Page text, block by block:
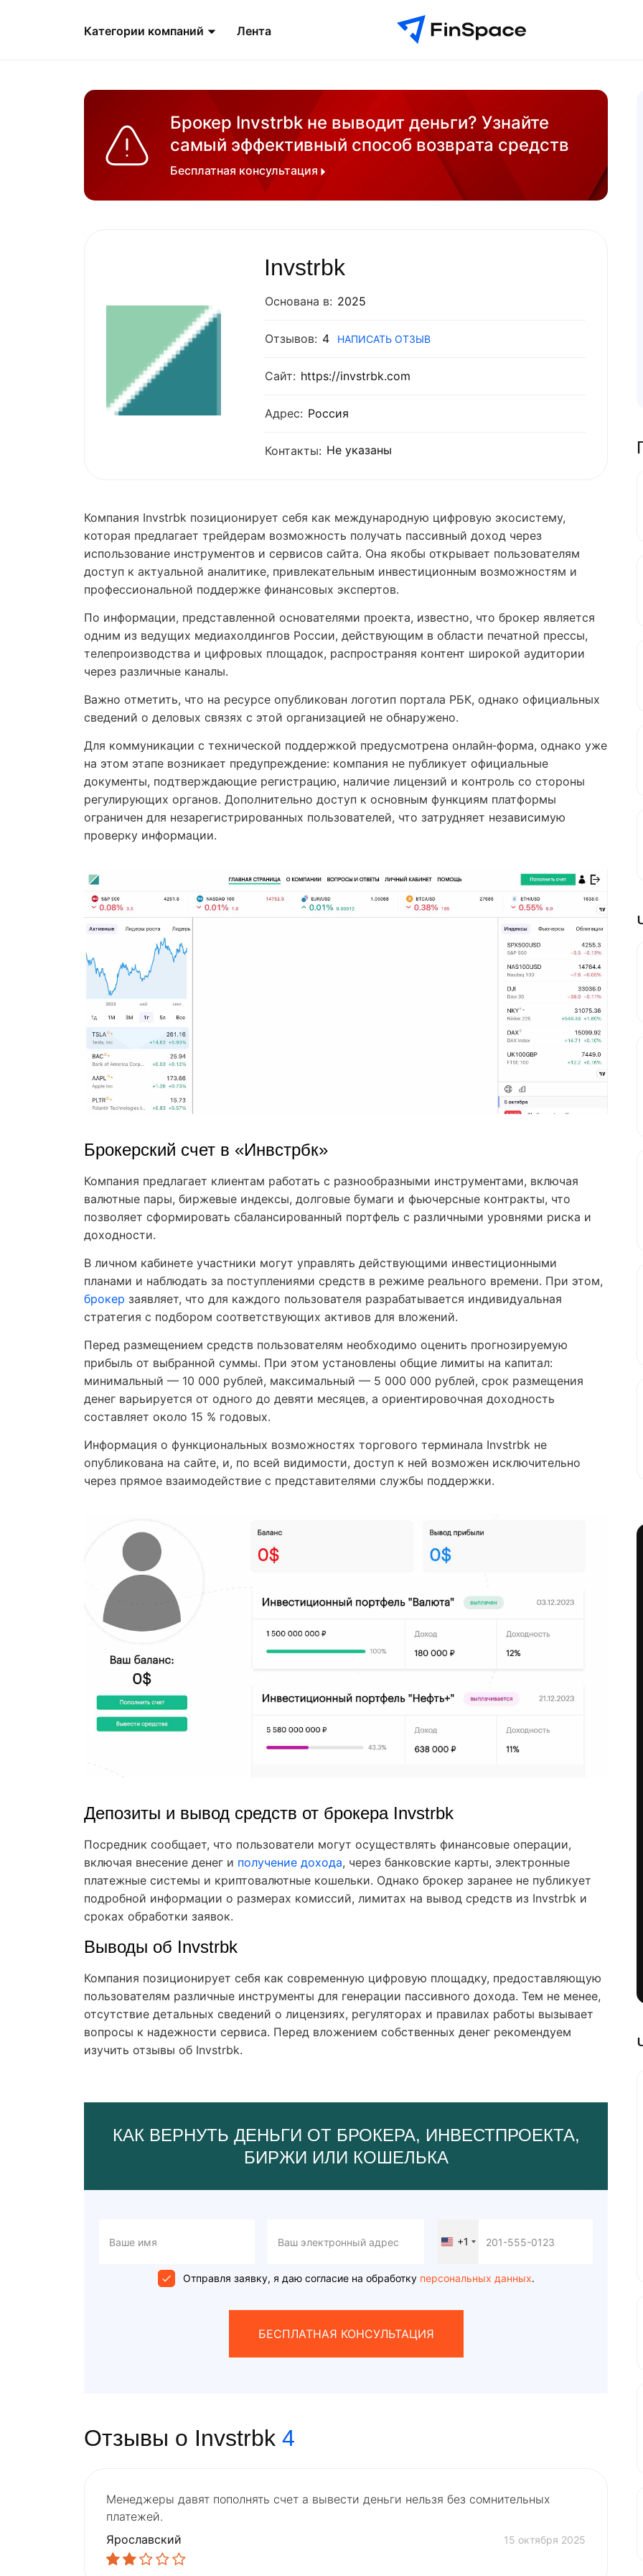
Категории компаний Лента
Брокер Invstrbk не выводит деньги? Узнайте
самый эффективный способ возврата средств
Бесплатная консультация
Invstrbk
Основана в: 2025
Отзывов: 4 НАПИСАТЬ ОТЗЫВ
Сайт: https://invstrbk.com
Адрес: Россия
Контакты: Не указаны
Компания Invstrbk позиционирует себя как международную цифровую экосистему,
которая предлагает трейдерам возможность получать пассивный доход через
использование инструментов и сервисов сайта. Она якобы открывает пользователям
доступ к актуальной аналитике, привлекательным инвестиционным возможностям и
профессиональной поддержке финансовых экспертов.
По информации, представленной основателями проекта, известно, что брокер является
одним из ведущих медиахолдингов России, действующим в области печатной прессы,
телепроизводства и цифровых площадок, распространяя контент широкой аудитории
через различные каналы.
Важно отметить, что на ресурсе опубликован логотип портала РБК, однако официальных
сведений о деловых связях с этой организацией не обнаружено.
Для коммуникации с технической поддержкой предусмотрена онлайн‑форма, однако уже
на этом этапе возникает предупреждение: компания не публикует официальные
документы, подтверждающие регистрацию, наличие лицензий и контроль со стороны
регулирующих органов. Дополнительно доступ к основным функциям платформы
ограничен для незарегистрированных пользователей, что затрудняет независимую
проверку информации.
Брокерский счет в «Инвстрбк»
Компания предлагает клиентам работать с разнообразными инструментами, включая
валютные пары, биржевые индексы, долговые бумаги и фьючерсные контракты, что
позволяет сформировать сбалансированный портфель с различными уровнями риска и
доходности.
В личном кабинете участники могут управлять действующими инвестиционными
планами и наблюдать за поступлениями средств в режиме реального времени. При этом,
брокер заявляет, что для каждого пользователя разрабатывается индивидуальная
стратегия с подбором соответствующих активов для вложений.
Перед размещением средств пользователям необходимо оценить прогнозируемую
прибыль от выбранной суммы. При этом установлены общие лимиты на капитал:
минимальный — 10 000 рублей, максимальный — 5 000 000 рублей, срок размещения
денег варьируется от одного до девяти месяцев, а ориентировочная доходность
составляет около 15 % годовых.
Информация о функциональных возможностях торгового терминала Invstrbk не
опубликована на сайте, и, по всей видимости, доступ к ней возможен исключительно
через прямое взаимодействие с представителями службы поддержки.
Депозиты и вывод средств от брокера Invstrbk
Посредник сообщает, что пользователи могут осуществлять финансовые операции,
включая внесение денег и получение дохода, через банковские карты, электронные
платежные системы и криптовалютные кошельки. Однако брокер заранее не публикует
подробной информации о размерах комиссий, лимитах на вывод средств из Invstrbk и
сроках обработки заявок.
Выводы об Invstrbk
Компания позиционирует себя как современную цифровую площадку, предоставляющую
пользователям различные инструменты для генерации пассивного дохода. Тем не менее,
отсутствие детальных сведений о лицензиях, регуляторах и правилах работы вызывает
вопросы к надежности сервиса. Перед вложением собственных денег рекомендуем
изучить отзывы об Invstrbk.
КАК ВЕРНУТЬ ДЕНЬГИ ОТ БРОКЕРА, ИНВЕСТПРОЕКТА,
БИРЖИ ИЛИ КОШЕЛЬКА
United
+1
+1
Отправля заявку, я даю согласие на обработкуперсональных данных.
БЕСПЛАТНАЯ КОНСУЛЬТАЦИЯ
Отзывы о Invstrbk 4
Менеджеры давят пополнять счет а вывести деньги нельзя без сомнительных
платежей.
Ярославский
15 октября 2025